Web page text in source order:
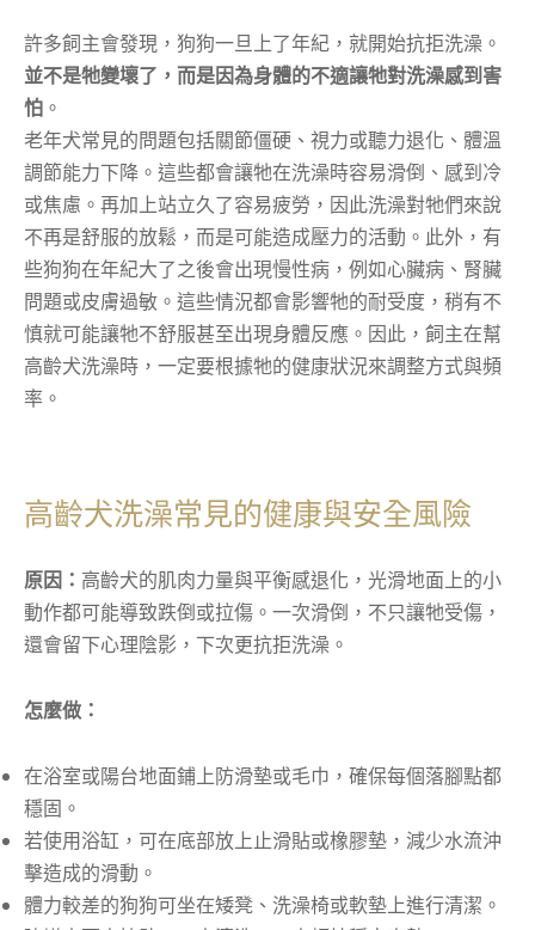
許多飼主會發現，狗狗一旦上了年紀，就開始抗拒洗澡。
並不是牠變壞了，而是因為身體的不適讓牠對洗澡感到害
怕 。
老年犬常見的問題包括關節僵硬、視力或聽力退化、體溫
調節能力下降。這些都會讓牠在洗澡時容易滑倒、感到冷
或焦慮。再加上站立久了容易疲勞，因此洗澡對牠們來說
不再是舒服的放鬆，而是可能造成壓力的活動。此外，有
些狗狗在年紀大了之後會出現慢性病，例如心臟病、腎臟
問題或皮膚過敏。這些情況都會影響牠的耐受度，稍有不
慎就可能讓牠不舒服甚至出現身體反應。因此，飼主在幫
高齡犬洗澡時，一定要根據牠的健康狀況來調整方式與頻
率。
高齡犬洗澡常見的健康與安全風險
原因： 高齡犬的肌肉力量與平衡感退化，光滑地面上的小
動作都可能導致跌倒或拉傷。一次滑倒，不只讓牠受傷，
還會留下心理陰影，下次更抗拒洗澡。
怎麼做：
在浴室或陽台地面鋪上防滑墊或毛巾，確保每個落腳點都
穩固。
若使用浴缸，可在底部放上止滑貼或橡膠墊，減少水流沖
擊造成的滑動。
體力較差的狗狗可坐在矮凳、洗澡椅或軟墊上進行清潔。